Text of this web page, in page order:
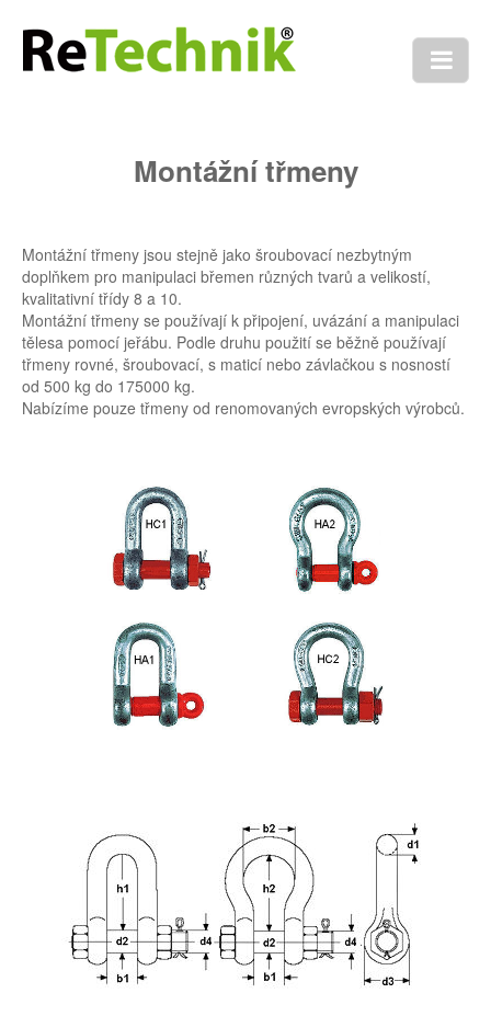
Revize a služby
Tractel
Elektrické zvedáky
Altotir
Tirak
Ruční zvedáky
Bravo a Tralift ruční
Tirfor ruční
Zatížení a měření
Dynasafe
Výškové práce
Absorpce nárazu
Montážní třmeny
Montážní třmeny jsou stejně jako šroubovací nezbytným
doplňkem pro manipulaci břemen různých tvarů a velikostí,
kvalitativní třídy 8 a 10.
Montážní třmeny se používají k připojení, uvázání a manipulaci
tělesa pomocí jeřábu. Podle druhu použití se běžně používají
třmeny rovné, šroubovací, s maticí nebo závlačkou s nosností
od 500 kg do 175000 kg.
Nabízíme pouze třmeny od renomovaných evropských výrobců.